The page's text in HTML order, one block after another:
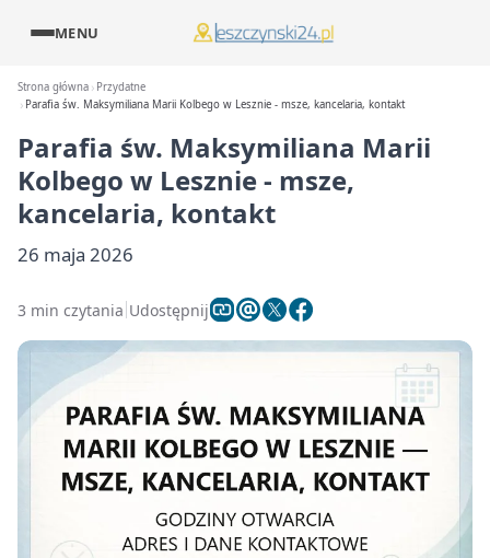
MENU
Strona główna
Przydatne
Parafia św. Maksymiliana Marii Kolbego w Lesznie - msze, kancelaria, kontakt
Parafia św. Maksymiliana Marii
Kolbego w Lesznie - msze,
kancelaria, kontakt
26 maja 2026
3 min czytania Udostępnij